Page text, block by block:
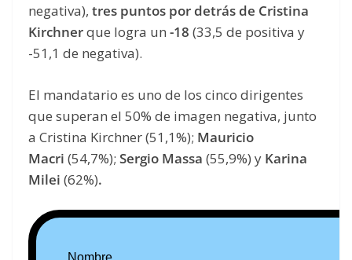
negativa), tres puntos por detrás de Cristina
Kirchnerque logra un -18 (33,5 de positiva y
-51,1 de negativa).
El mandatario es uno de los cinco dirigentes
que superan el 50% de imagen negativa, junto
a Cristina Kirchner (51,1%); Mauricio
Macri (54,7%); Sergio Massa (55,9%) y Karina
Milei (62%).